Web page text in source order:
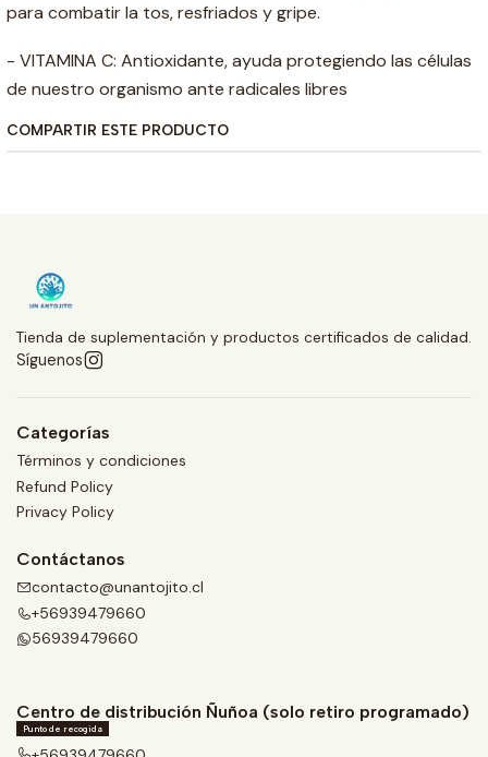
para combatir la tos, resfriados y gripe.
- VITAMINA C: Antioxidante, ayuda protegiendo las células
de nuestro organismo ante radicales libres
COMPARTIR ESTE PRODUCTO
Tienda de suplementación y productos certificados de calidad.
Síguenos
Categorías
Términos y condiciones
Refund Policy
Privacy Policy
Contáctanos
contacto@unantojito.cl
+56939479660
56939479660
Centro de distribución Ñuñoa (solo retiro programado)
Punto de recogida